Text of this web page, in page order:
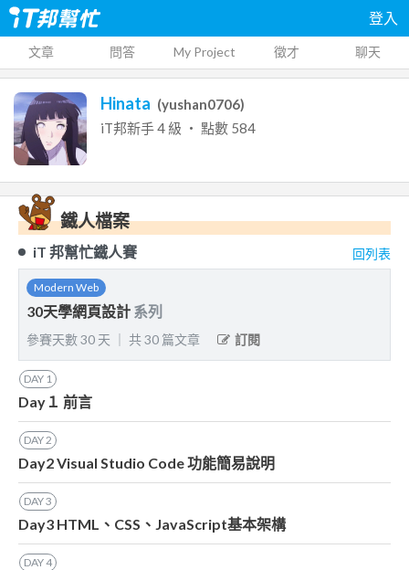
登入
文章 問答 My Project 徵才 聊天
Hinata (yushan0706)
iT邦新手4 級 ‧ 點數 584
鐵人檔案
iT 邦幫忙鐵人賽 回列表
Modern Web
30天學網頁設計 系列
參賽天數30 天 共30 篇文章 訂閱
DAY 1
Day１ 前言
DAY2
Day2 Visual Studio Code 功能簡易說明
DAY3
Day3 HTML、CSS、JavaScript基本架構
DAY4